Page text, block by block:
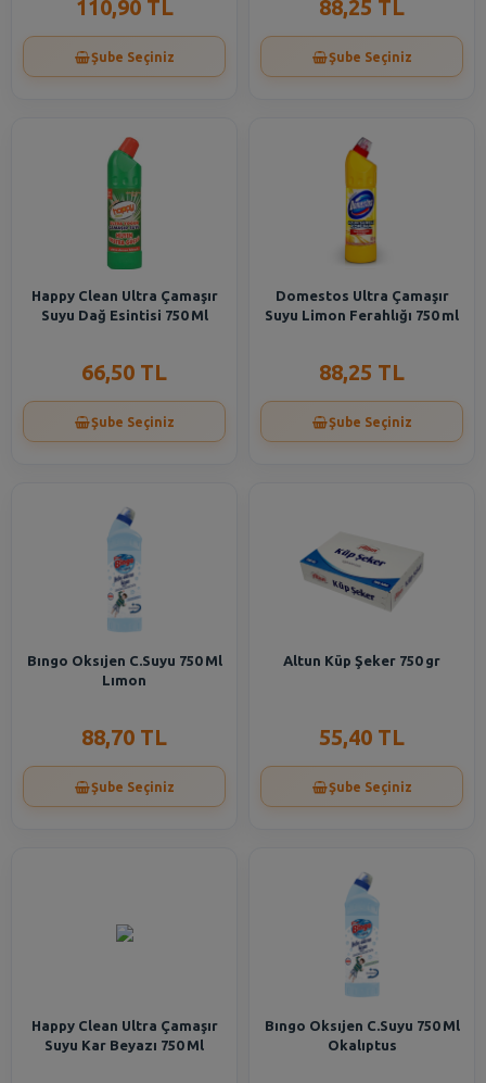
110,90 TL
Şube Seçiniz
88,25 TL
Şube Seçiniz
Happy Clean Ultra Çamaşır
Suyu Dağ Esintisi 750 Ml
66,50 TL
Şube Seçiniz
Domestos Ultra Çamaşır
Suyu Limon Ferahlığı 750 ml
88,25 TL
Şube Seçiniz
Bıngo Oksıjen C.Suyu 750 Ml
Lımon
88,70 TL
Şube Seçiniz
Altun Küp Şeker 750 gr
55,40 TL
Şube Seçiniz
Happy Clean Ultra Çamaşır
Suyu Kar Beyazı 750 Ml
Bıngo Oksıjen C.Suyu 750 Ml
Okalıptus